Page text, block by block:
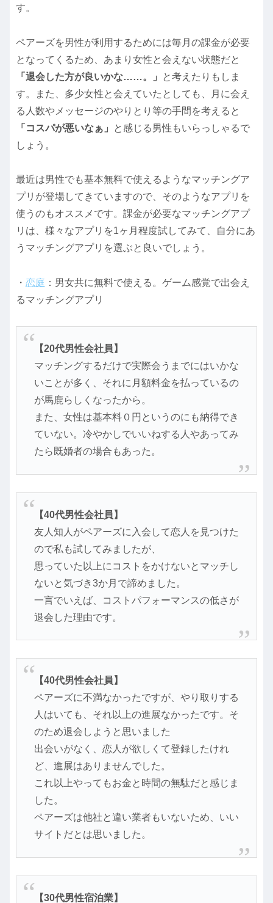
す。
ペアーズを男性が利用するためには毎月の課金が必要
となってくるため、あまり女性と会えない状態だと
「退会した方が良いかな……。」
と考えたりもしま
す。また、多少女性と会えていたとしても、月に会え
る人数やメッセージのやりとり等の手間を考えると
「コスパが悪いなぁ」
と感じる男性もいらっしゃるで
しょう。
最近は男性でも基本無料で使えるようなマッチングア
プリが登場してきていますので、そのようなアプリを
使うのもオススメです。課金が必要なマッチングアプ
リは、様々なアプリを1ヶ月程度試してみて、自分にあ
うマッチングアプリを選ぶと良いでしょう。
・ 恋庭 ：男女共に無料で使える。ゲーム感覚で出会え
るマッチングアプリ
【20代男性会社員】
マッチングするだけで実際会うまでにはいかな
いことが多く、それに月額料金を払っているの
が馬鹿らしくなったから。
また、女性は基本料０円というのにも納得でき
ていない。冷やかしでいいねする人やあってみ
たら既婚者の場合もあった。
【40代男性会社員】
友人知人がペアーズに入会して恋人を見つけた
ので私も試してみましたが、
思っていた以上にコストをかけないとマッチし
ないと気づき3か月で諦めました。
一言でいえば、コストパフォーマンスの低さが
退会した理由です。
【40代男性会社員】
ペアーズに不満なかったですが、やり取りする
人はいても、それ以上の進展なかったです。そ
のため退会しようと思いました
出会いがなく、恋人が欲しくて登録したけれ
ど、進展はありませんでした。
これ以上やってもお金と時間の無駄だと感じま
した。
ペアーズは他社と違い業者もいないため、いい
サイトだとは思いました。
【30代男性宿泊業】